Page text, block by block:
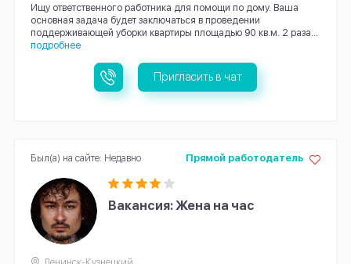
Ищу ответственного работника для помощи по дому. Ваша
основная задача будет заключаться в проведении
поддерживающей уборки квартиры площадью 90 кв.м. 2 раза...
подробнее
Пригласить в чат
Вакансия: Жена на час
Прямой работодатель
Был(а) на сайте: Недавно